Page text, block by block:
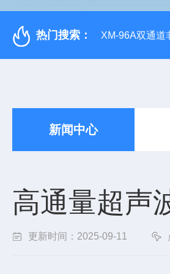
热门搜索： XM-96A双通道
新闻中心
高通量超声
更新时间：2025-09-11